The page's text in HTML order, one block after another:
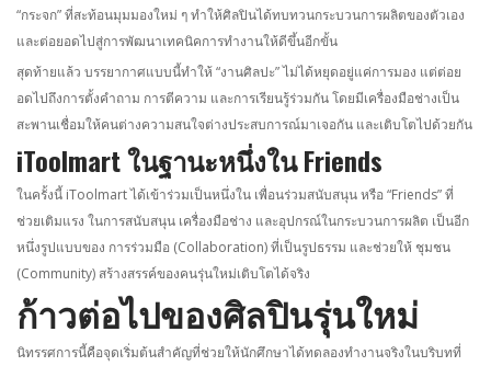
“กระจก” ที่สะท้อนมุมมองใหม่ ๆ ทำให้ศิลปินได้ทบทวนกระบวนการผลิตของตัวเอง
และต่อยอดไปสู่การพัฒนาเทคนิคการทำงานให้ดีขึ้นอีกขั้น
สุดท้ายแล้ว บรรยากาศแบบนี้ทำให้ “งานศิลปะ” ไม่ได้หยุดอยู่แค่การมอง แต่ต่อย
อดไปถึงการตั้งคำถาม การตีความ และการเรียนรู้ร่วมกัน โดยมีเครื่องมือช่างเป็น
สะพานเชื่อมให้คนต่างความสนใจต่างประสบการณ์มาเจอกัน และเติบโตไปด้วยกัน
iToolmart ในฐานะหนึ่งใน Friends
ในครั้งนี้ iToolmart ได้เข้าร่วมเป็นหนึ่งใน เพื่อนร่วมสนับสนุน หรือ “Friends” ที่
ช่วยเติมแรง ในการสนับสนุน เครื่องมือช่าง และอุปกรณ์ในกระบวนการผลิต เป็นอีก
หนึ่งรูปแบบของ การร่วมมือ (Collaboration) ที่เป็นรูปธรรม และช่วยให้ ชุมชน
(Community) สร้างสรรค์ของคนรุ่นใหม่เติบโตได้จริง
ก้าวต่อไปของศิลปินรุ่นใหม่
นิทรรศการนี้คือจุดเริ่มต้นสำคัญที่ช่วยให้นักศึกษาได้ทดลองทำงานจริงในบริบทที่